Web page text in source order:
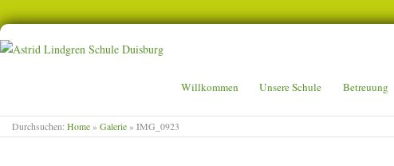
ASTRID LINDGREN SCHULE
Willkommen Unsere Schule Betreuung
Durchsuchen: Home » Galerie » IMG_0923